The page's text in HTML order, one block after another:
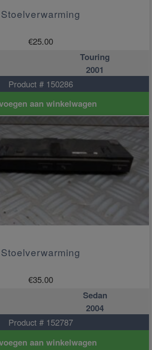
Stoelverwarming
€25.00
Touring
2001
Product # 150286
aan winkelwagen
Stoelverwarming
€35.00
Sedan
2004
Product # 152787
aan winkelwagen